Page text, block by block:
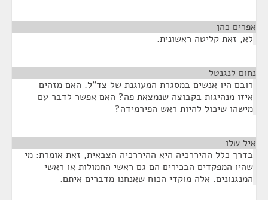
אפרים כהן
לא, זאת קליטה ראשונית.
נחום לנגנטל
רובם היו אנשים במסגרת המעוגנת של צד"ל. האם מזהים
איזו מנהיגות בקבוצה שנמצאת פה? האם אפשר לדבר עם
מישהו שיכול להיות ראש הפירמידה?
איל שלו
בדרך כלל ההיררכיה היא ההיררכיה הצבאית, זאת אומרת: מי
שהיו המפקדים הבכירים הם גם ראשי החמולות או ראשי
המנגנונים. אלה מוקדי הכוח שאנחנו מדברים איתם.